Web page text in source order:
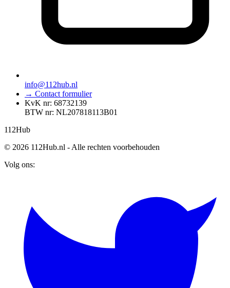
info@112hub.nl
→ Contact formulier
KvK nr: 68732139
BTW nr: NL207818113B01
112Hub
© 2026 112Hub.nl - Alle rechten voorbehouden
Volg ons: